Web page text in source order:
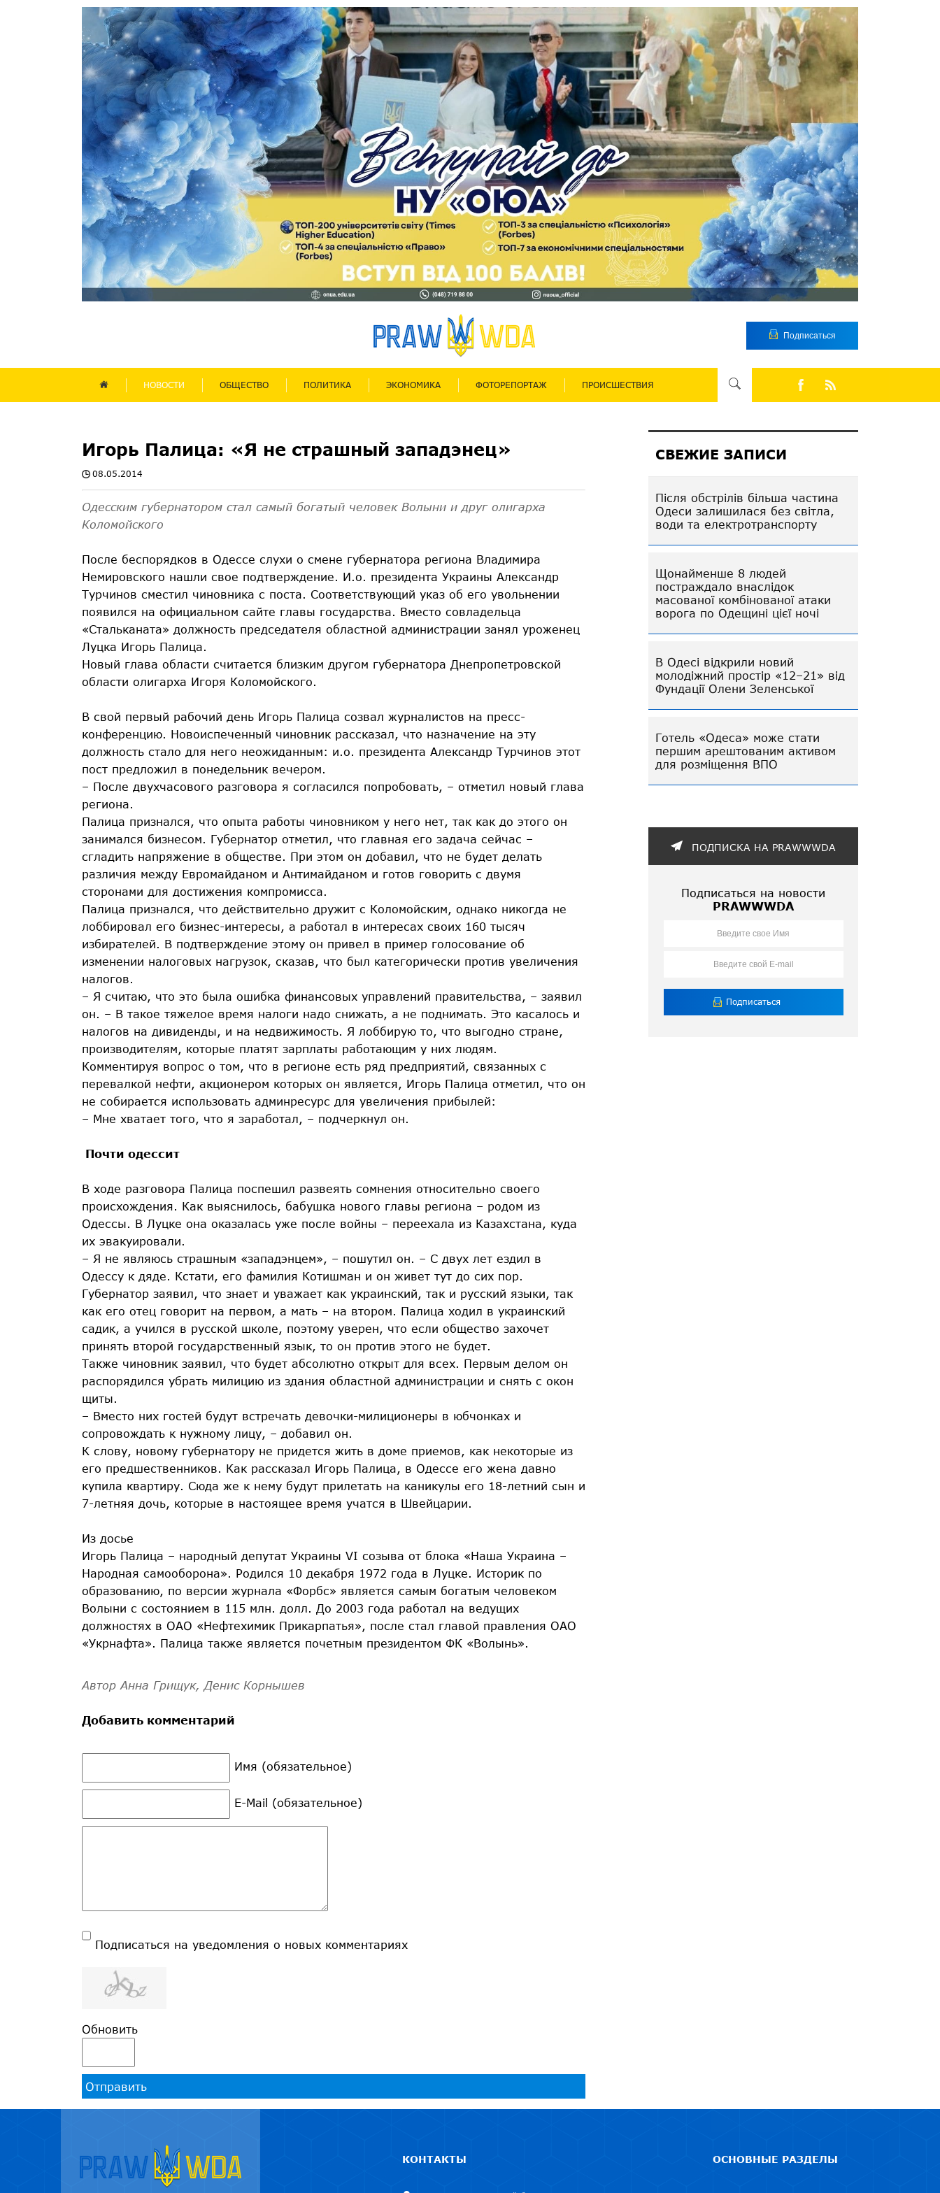
Подписаться
НОВОСТИ ОБЩЕСТВО ПОЛИТИКА ЭКОНОМИКА ФОТОРЕПОРТАЖ ПРОИСШЕСТВИЯ
Игорь Палица: «Я не страшный западэнец»
08.05.2014
Одесским губернатором стал самый богатый человек Волыни и друг олигарха
Коломойского
После беспорядков в Одессе слухи о смене губернатора региона Владимира
Немировского нашли свое подтверждение. И.о. президента Украины Александр
Турчинов сместил чиновника с поста. Соответствующий указ об его увольнении
появился на официальном сайте главы государства. Вместо совладельца
«Стальканата» должность председателя областной администрации занял уроженец
Луцка Игорь Палица.
Новый глава области считается близким другом губернатора Днепропетровской
области олигарха Игоря Коломойского.
В свой первый рабочий день Игорь Палица созвал журналистов на пресс-
конференцию. Новоиспеченный чиновник рассказал, что назначение на эту
должность стало для него неожиданным: и.о. президента Александр Турчинов этот
пост предложил в понедельник вечером.
– После двухчасового разговора я согласился попробовать, – отметил новый глава
региона.
Палица признался, что опыта работы чиновником у него нет, так как до этого он
занимался бизнесом. Губернатор отметил, что главная его задача сейчас –
сгладить напряжение в обществе. При этом он добавил, что не будет делать
различия между Евромайданом и Антимайданом и готов говорить с двумя
сторонами для достижения компромисса.
Палица признался, что действительно дружит с Коломойским, однако никогда не
лоббировал его бизнес-интересы, а работал в интересах своих 160 тысяч
избирателей. В подтверждение этому он привел в пример голосование об
изменении налоговых нагрузок, сказав, что был категорически против увеличения
налогов.
– Я считаю, что это была ошибка финансовых управлений правительства, – заявил
он. – В такое тяжелое время налоги надо снижать, а не поднимать. Это касалось и
налогов на дивиденды, и на недвижимость. Я лоббирую то, что выгодно стране,
производителям, которые платят зарплаты работающим у них людям.
Комментируя вопрос о том, что в регионе есть ряд предприятий, связанных с
перевалкой нефти, акционером которых он является, Игорь Палица отметил, что он
не собирается использовать админресурс для увеличения прибылей:
– Мне хватает того, что я заработал, – подчеркнул он.
Почти одессит
В ходе разговора Палица поспешил развеять сомнения относительно своего
происхождения. Как выяснилось, бабушка нового главы региона – родом из
Одессы. В Луцке она оказалась уже после войны – переехала из Казахстана, куда
их эвакуировали.
– Я не являюсь страшным «западэнцем», – пошутил он. – С двух лет ездил в
Одессу к дяде. Кстати, его фамилия Котишман и он живет тут до сих пор.
Губернатор заявил, что знает и уважает как украинский, так и русский языки, так
как его отец говорит на первом, а мать – на втором. Палица ходил в украинский
садик, а учился в русской школе, поэтому уверен, что если общество захочет
принять второй государственный язык, то он против этого не будет.
Также чиновник заявил, что будет абсолютно открыт для всех. Первым делом он
распорядился убрать милицию из здания областной администрации и снять с окон
щиты.
– Вместо них гостей будут встречать девочки-милиционеры в юбчонках и
сопровождать к нужному лицу, – добавил он.
К слову, новому губернатору не придется жить в доме приемов, как некоторые из
его предшественников. Как рассказал Игорь Палица, в Одессе его жена давно
купила квартиру. Сюда же к нему будут прилетать на каникулы его 18-летний сын и
7-летняя дочь, которые в настоящее время учатся в Швейцарии.
Из досье
Игорь Палица – народный депутат Украины VI созыва от блока «Наша Украина –
Народная самооборона». Родился 10 декабря 1972 года в Луцке. Историк по
образованию, по версии журнала «Форбс» является самым богатым человеком
Волыни с состоянием в 115 млн. долл. До 2003 года работал на ведущих
должностях в ОАО «Нефтехимик Прикарпатья», после стал главой правления ОАО
«Укрнафта». Палица также является почетным президентом ФК «Волынь».
Автор Анна Грищук, Денис Корнышев
Добавить комментарий
Имя (обязательное)
E-Mail (обязательное)
Подписаться на уведомления о новых комментариях
Обновить
Отправить
СВЕЖИЕ ЗАПИСИ
Після обстрілів більша частина
Одеси залишилася без світла,
води та електротранспорту
Щонайменше 8 людей
постраждало внаслідок
масованої комбінованої атаки
ворога по Одещині цієї ночі
В Одесі відкрили новий
молодіжний простір «12–21» від
Фундації Олени Зеленської
Готель «Одеса» може стати
першим арештованим активом
для розміщення ВПО
ПОДПИСКА НА PRAWWWDA
Подписаться на новости
PRAWWWDA
КОНТАКТЫ ОСНОВНЫЕ РАЗДЕЛЫ